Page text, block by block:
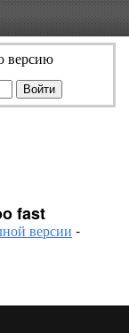
версию
fast
версии -